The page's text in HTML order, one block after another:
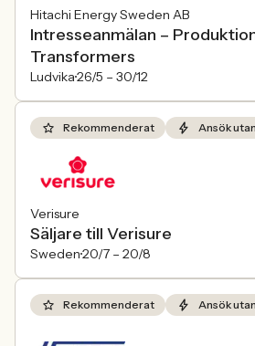
Hitachi Energy Sweden AB
Intresseanmälan –
Transformers
Ludvika26/5 – 30/12
Rekommenderat Ansök
Verisure
Säljare till Verisure
Sweden20/7 – 20/8
Rekommenderat Ansök